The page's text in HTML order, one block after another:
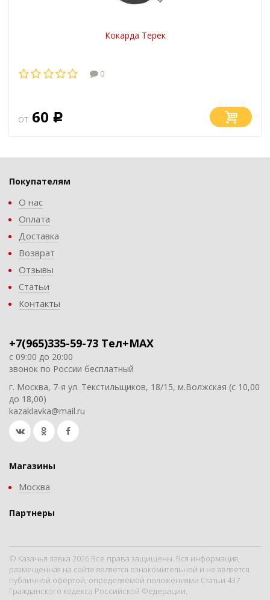
Кокарда Терек
0
от 60 Р
Покупателям
О нас
Оплата
Доставка
Возврат
Отзывы
Статьи
Контакты
+7(965)335-59-73 Тел+MAX
с 09:00 до 20:00
звонок по России бесплатный
г. Москва, 7-я ул. Текстильщиков, 18/15, м.Волжская (с 10,00
до 18,00)
kazaklavka@mail.ru
Магазины
Москва
Партнеры
© Казачья лавка 2026 Все права защищены. Вся информация,
размещенная на сайте является ознакомительной и не является
публичной офертой, определяемой положениями Статьи 437
Гражданского кодекса Российской Федерации.